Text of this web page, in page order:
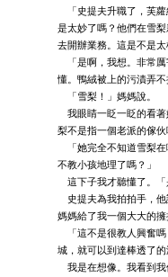
「史提夫升職了，芙
是太妙了嗎？他們在雪
去開辦業務。這是不是太
「是啊，我想。非常厲
懂。鴨絨被上的污漬弄不
「雪梨！」媽媽說。
我眼睛一眨一眨的看著
梨不是指一個老派的傢伙
「她完全不知道雪梨在
不教小孩地理了嗎？」
這下子我才聽懂了。「
史提夫為我拍拍手，他
媽媽給了我一個大大的擁
「這不是很教人興奮嗎
城，就可以到達棒透了的
我是在想像。我看到我